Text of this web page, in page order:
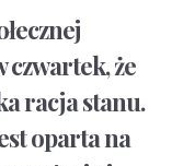
czwartek, że
racja stanu.
oparta na